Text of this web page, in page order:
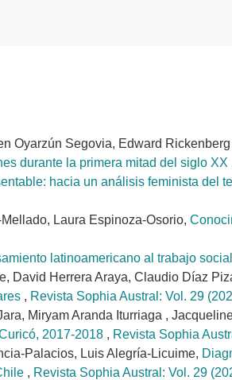
Oyarzún Segovia, Edward
durante la primera mitad del siglo XX
hacia un análisis feminista del
Laura Espinoza-Osorio,
latinoamericano al trabajo
David Herrera Araya, Claudio Díaz
, Revista Sophia Austral: Vol. 29
Miryam Aranda Iturriaga ,
2017-2018 , Revista Sophia
Palacios, Luis Alegría-Licuime,
, Revista Sophia Austral: Vol. 29